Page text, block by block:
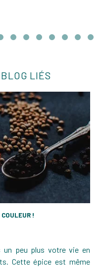
LIÉS
!
un peu plus votre vie en
Cette épice est même